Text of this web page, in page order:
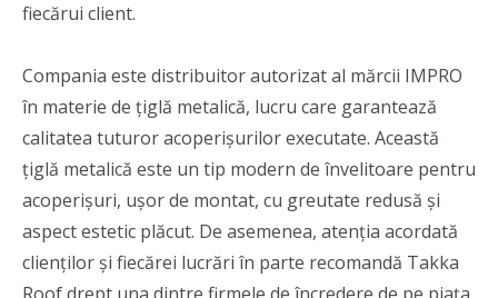
fiecărui client.
Compania este distribuitor autorizat al mărcii IMPRO
în materie de țiglă metalică, lucru care garantează
calitatea tuturor acoperișurilor executate. Această
țiglă metalică este un tip modern de învelitoare pentru
acoperișuri, ușor de montat, cu greutate redusă și
aspect estetic plăcut. De asemenea, atenția acordată
clienților și fiecărei lucrări în parte recomandă Takka